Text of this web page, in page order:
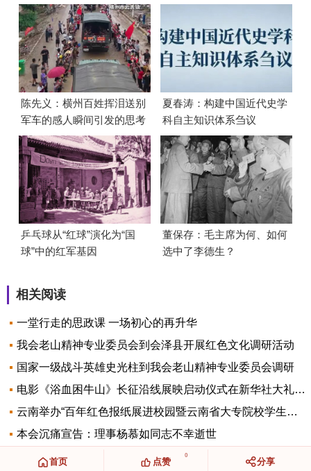
陈先义：横州百姓挥泪送别
军车的感人瞬间引发的思考
夏春涛：构建中国近代史学
科自主知识体系刍议
乒乓球从“红球”演化为“国
球”中的红军基因
董保存：毛主席为何、如何
选中了李德生？
相关阅读
一堂行走的思政课 一场初心的再升华
我会老山精神专业委员会到会泽县开展红色文化调研活动
国家一级战斗英雄史光柱到我会老山精神专业委员会调研
电影《浴血困牛山》长征沿线展映启动仪式在新华社大礼堂隆重举行
云南举办“百年红色报纸展进校园暨云南省大专院校学生红色经典朗诵大赛”启动仪式
本会沉痛宣告：理事杨慕如同志不幸逝世
首页
0
点赞 分享